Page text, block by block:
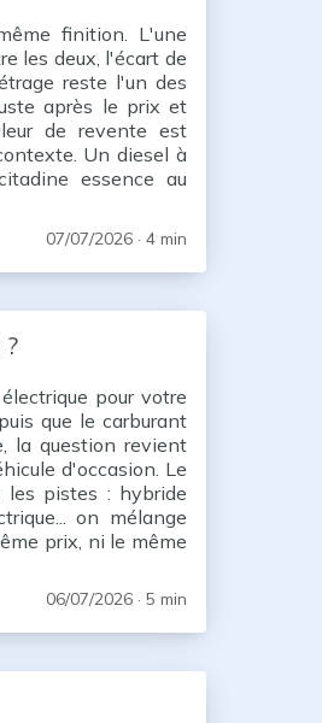
finition. L'une
les deux, l'écart de
reste l'un des
après le prix et
de revente est
Un diesel à
essence au
07/07/2026 · 4 min
pour votre
que le carburant
la question revient
d'occasion. Le
les pistes : hybride
on mélange
prix, ni le même
06/07/2026 · 5 min